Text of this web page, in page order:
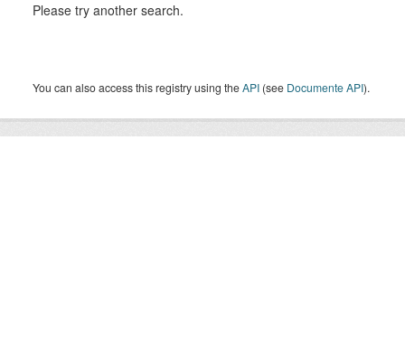
Please try another search.
You can also access this registry using theAPI (see Documente API).